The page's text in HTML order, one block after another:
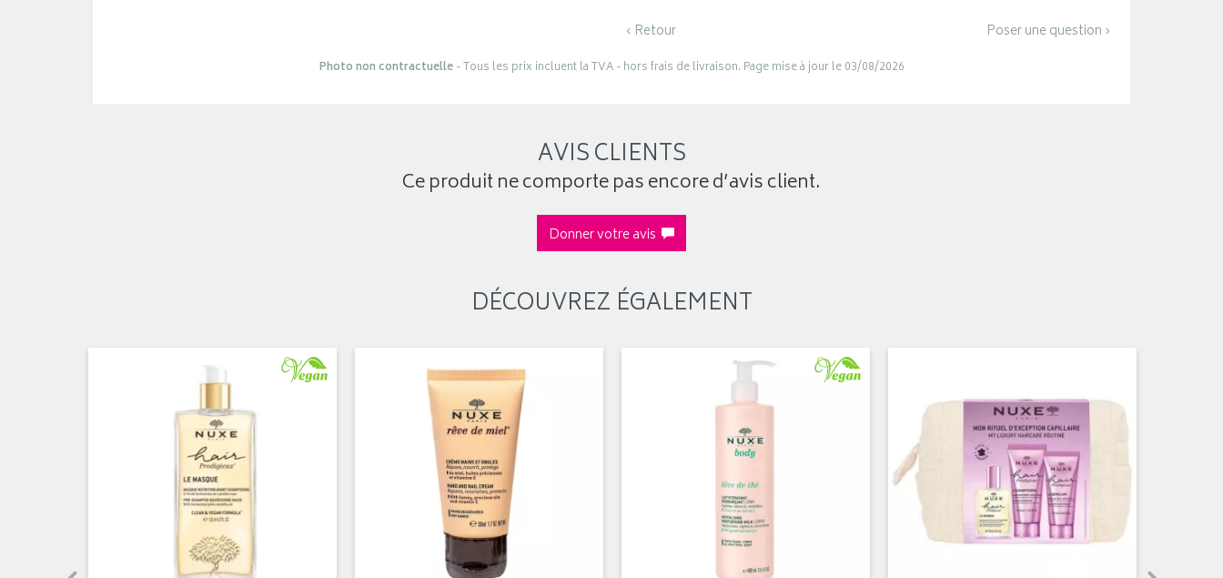
‹ Retour Poser une question ›
Photo non contractuelle- Tous les prix incluent la TVA - hors frais de livraison. Page mise à jour le 03/08/2026
AVIS CLIENTS
Ce produit ne comporte pas encore d’avis client.
Donner votre avis
DÉCOUVREZ ÉGALEMENT